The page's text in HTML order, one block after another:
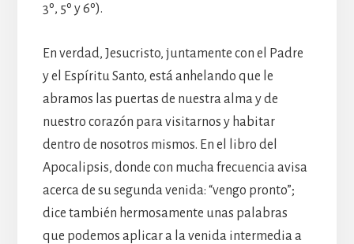
3º, 5º y 6º).
En verdad, Jesucristo, juntamente con el Padre
y el Espíritu Santo, está anhelando que le
abramos las puertas de nuestra alma y de
nuestro corazón para visitarnos y habitar
dentro de nosotros mismos. En el libro del
Apocalipsis, donde con mucha frecuencia avisa
acerca de su segunda venida: “vengo pronto”;
dice también hermosamente unas palabras
que podemos aplicar a la venida intermedia a